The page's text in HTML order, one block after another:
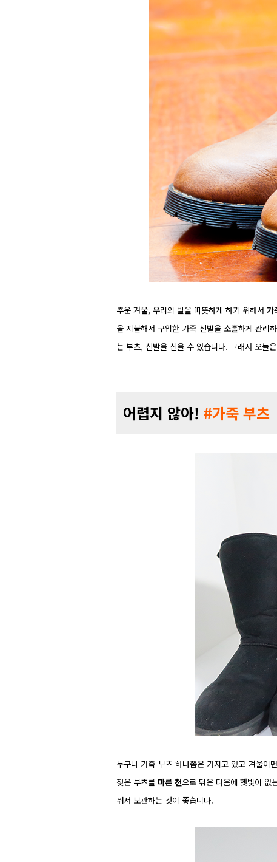
추운 겨울, 우리의 발을 따뜻하게 하기 위해서 가
을 지불해서 구입한 가죽 신발을 소홀하게 관리
는 부츠, 신발을 신을 수 있습니다. 그래서 오늘
어렵지 않아! #가죽 부츠
누구나 가죽 부츠 하나쯤은 가지고 있고 겨울이
젖은 부츠를 마른 천으로 닦은 다음에 햇빛이 없
워서 보관하는 것이 좋습니다.